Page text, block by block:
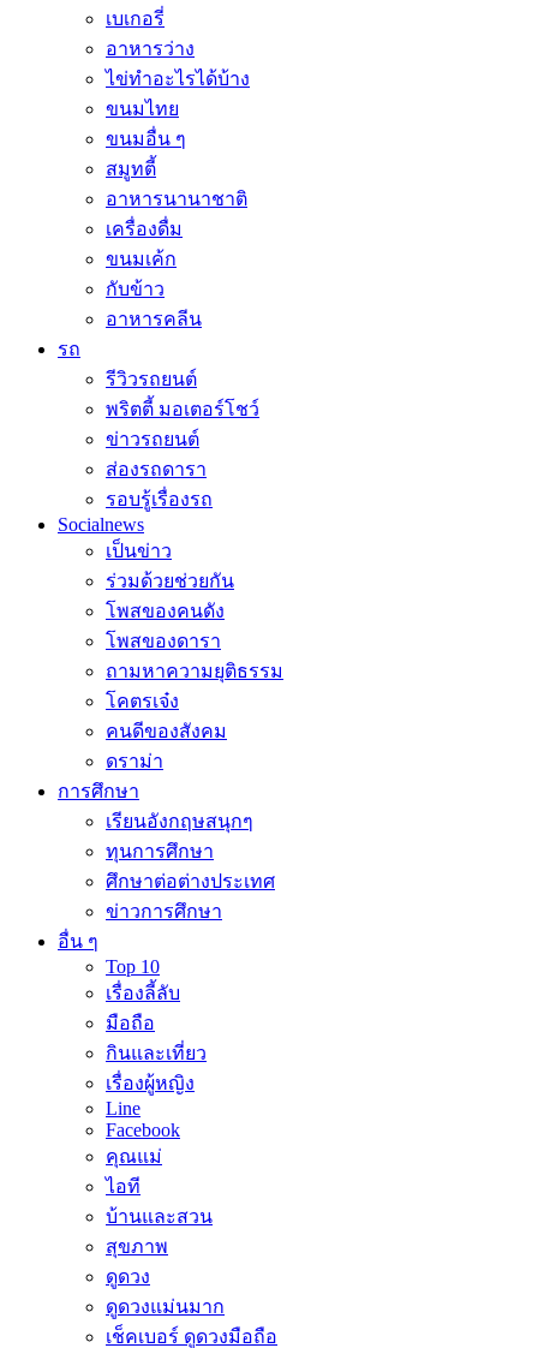
เบเกอรี่
อาหารว่าง
ไข่ทำอะไรได้บ้าง
ขนมไทย
ขนมอื่น ๆ
สมูทตี้
อาหารนานาชาติ
เครื่องดื่ม
ขนมเค้ก
กับข้าว
อาหารคลีน
รถ
รีวิวรถยนต์
พริตตี้ มอเตอร์โชว์
ข่าวรถยนต์
ส่องรถดารา
รอบรู้เรื่องรถ
Socialnews
เป็นข่าว
ร่วมด้วยช่วยกัน
โพสของคนดัง
โพสของดารา
ถามหาความยุติธรรม
โคตรเจ๋ง
คนดีของสังคม
ดราม่า
การศึกษา
เรียนอังกฤษสนุกๆ
ทุนการศึกษา
ศึกษาต่อต่างประเทศ
ข่าวการศึกษา
อื่น ๆ
Top 10
เรื่องลี้ลับ
มือถือ
กินและเที่ยว
เรื่องผู้หญิง
Line
Facebook
คุณแม่
ไอที
บ้านและสวน
สุขภาพ
ดูดวง
ดูดวงแม่นมาก
เช็คเบอร์ ดูดวงมือถือ